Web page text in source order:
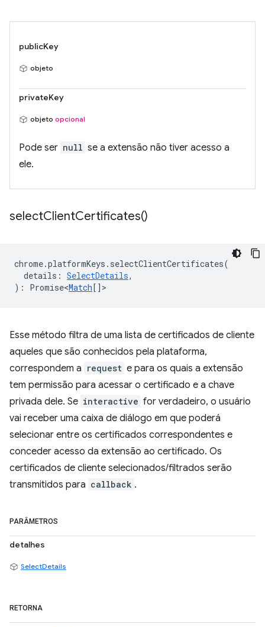
publicKey
objeto
privateKey
objeto opcional
Pode ser null se a extensão não tiver acesso a
ele.
selectClientCertificates()
chrome.platformKeys . selectClientCertificates(
details : SelectDetails,
) : Promise<Match[] >
Esse método filtra de uma lista de certificados de cliente
aqueles que são conhecidos pela plataforma,
correspondem a request e para os quais a extensão
tem permissão para acessar o certificado e a chave
privada dele. Se interactive for verdadeiro, o usuário
vai receber uma caixa de diálogo em que poderá
selecionar entre os certificados correspondentes e
conceder acesso da extensão ao certificado. Os
certificados de cliente selecionados/filtrados serão
transmitidos para callback .
PARÂMETROS
detalhes
SelectDetails
RETORNA